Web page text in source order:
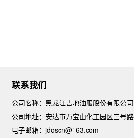
联系我们
公司名称：黑龙江吉地油服股份有限公司
公司地址：安达市万宝山化工园区三号路
电子邮箱：jdoscn@163.com